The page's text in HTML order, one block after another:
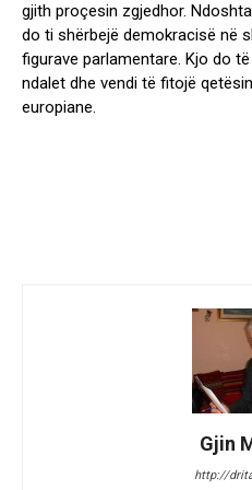
gjith proçesin zgjedhor.
do ti shërbejë demokracisë në
figurave parlamentare. Kjo do
ndalet dhe vendi të fitojë
europiane.
Gjin
http://